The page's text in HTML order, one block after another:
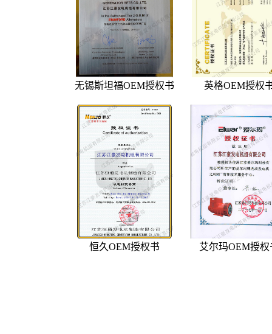
无锡斯坦福OEM授权书 英格OEM授权
恒久OEM授权书 艾尔玛OEM授权